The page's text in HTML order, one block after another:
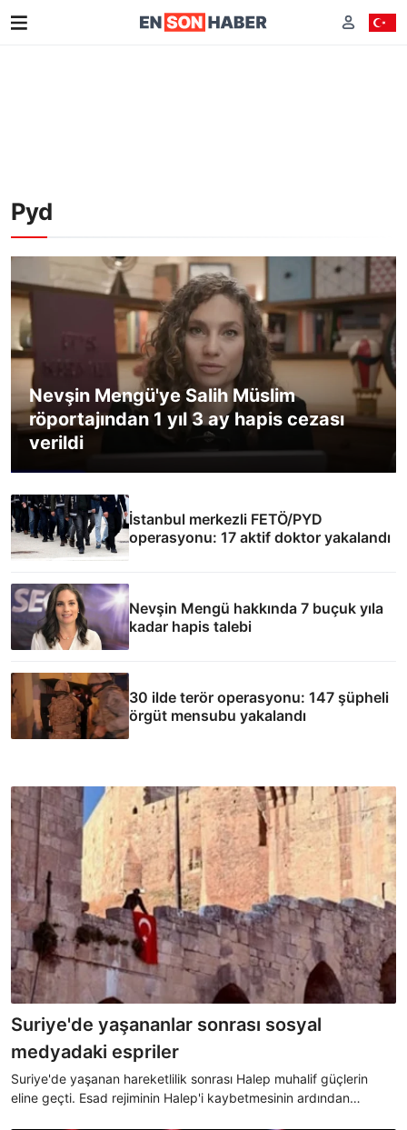
Pyd
Nevşin Mengü'ye Salih Müslim
röportajından 1 yıl 3 ay hapis cezası
verildi
İstanbul merkezli FETÖ/PYD
operasyonu: 17 aktif doktor yakalandı
Nevşin Mengü hakkında 7 buçuk yıla
kadar hapis talebi
30 ilde terör operasyonu: 147 şüpheli
örgüt mensubu yakalandı
Suriye'de yaşananlar sonrası sosyal
medyadaki espriler
Suriye'de yaşanan hareketlilik sonrası Halep muhalif güçlerin
eline geçti. Esad rejiminin Halep'i kaybetmesinin ardından